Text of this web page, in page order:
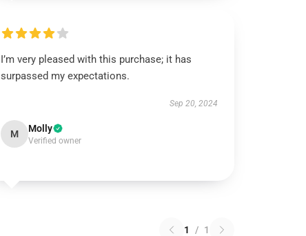
I’m very pleased with this purchase; it has
surpassed my expectations.
Sep 20, 2024
M Molly
Verified owner
1 / 1